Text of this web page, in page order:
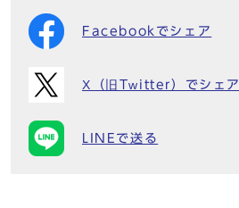
Facebookでシェア
X（旧Twitter）でシェア
LINEで送る